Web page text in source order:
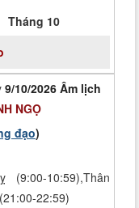
Tháng 10
9/10/2026 Âm lịch
NGỌ
đạo)
(9:00-10:59),Thân
22:59)